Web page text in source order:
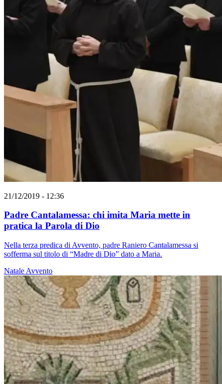
21/12/2019 - 12:36
Padre Cantalamessa: chi imita Maria mette in
pratica la Parola di Dio
Nella terza predica di Avvento, padre Raniero Cantalamessa si
sofferma sul titolo di “Madre di Dio” dato a Maria.
Natale Avvento